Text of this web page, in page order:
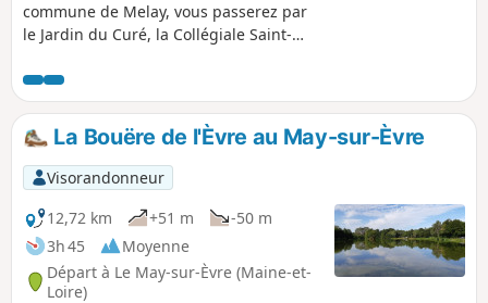
commune de Melay, vous passerez par
le Jardin du Curé, la Collégiale Saint-
est également chargée d'histoire et
profitez, en milieu de parcours, d'un
moment de détente à l'Étang de Coulvée
à Chemillé.
La Bouëre de l'Èvre au May-sur-Èvre
Visorandonneur
12,72 km
+51 m
-50 m
3h 45
Moyenne
Départ à Le May-sur-Èvre (Maine-et-
Loire)